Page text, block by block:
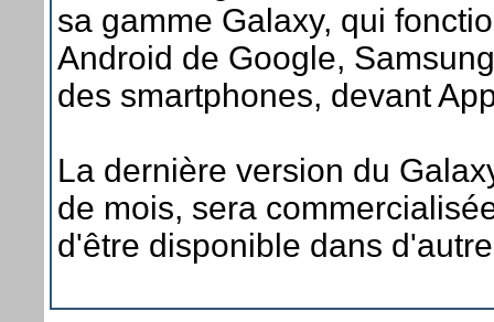
sa gamme Galaxy, qui
Android de Google,
des smartphones, devant
La dernière version du
de mois, sera
d'être disponible dans